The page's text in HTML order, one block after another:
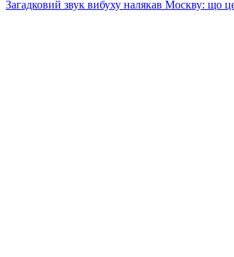
Загадковий звук вибуху налякав Москву: що